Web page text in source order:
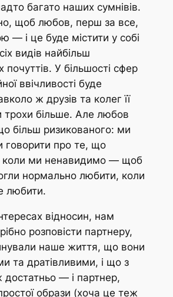
багато наших сумнівів.
щоб любов, перш за все,
— і це буде містити у собі
видів найбільш
почуттів. У більшості сфер
ввічливості буде
ж друзів та колег її
трохи більше. Але любов
більш ризикованого: ми
говорити про те, що
коли ми ненавидимо — щоб
нормально любити, коли
любити.
відносин, нам
розповісти партнеру,
наше життя, що вони
та дратівливими, і що з
достатньо — і партнер,
образи (хоча це теж